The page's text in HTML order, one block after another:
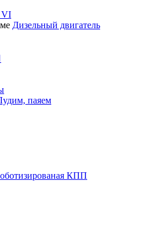
VI
Дизельный двигатель
паяем
КПП